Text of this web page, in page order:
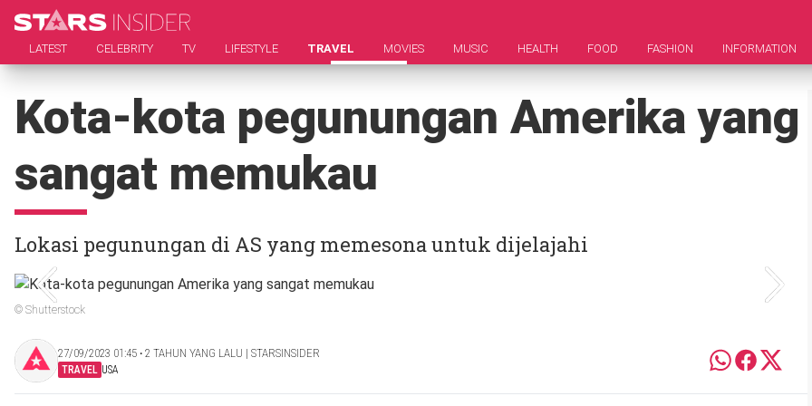
LATEST CELEBRITY TV LIFESTYLE TRAVEL MOVIES MUSIC HEALTH FOOD FASHION INFORMATION
Kota-kota pegunungan Amerika yang
sangat memukau
Lokasi pegunungan di AS yang memesona untuk dijelajahi
© Shutterstock
27/09/2023 01:45 ‧ 2 TAHUN YANG LALU | STARSINSIDER
TRAVEL USA